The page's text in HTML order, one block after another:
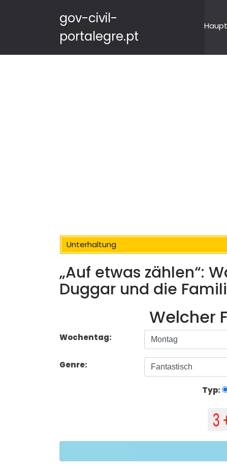
gov-civil-
portalegre.pt
Haupt
Unterhaltung
„Auf etwas zählen“:
Duggar und die
Welcher
Wochentag:
Genre:
Typ: